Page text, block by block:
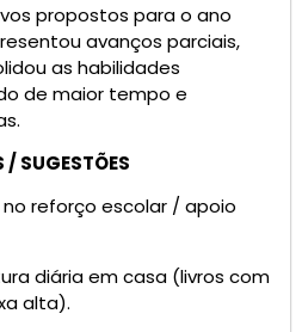
propostos para o ano
avanços parciais,
as habilidades
de maior tempo e
SUGESTÕES
reforço escolar / apoio
diária em casa (livros com
alta).